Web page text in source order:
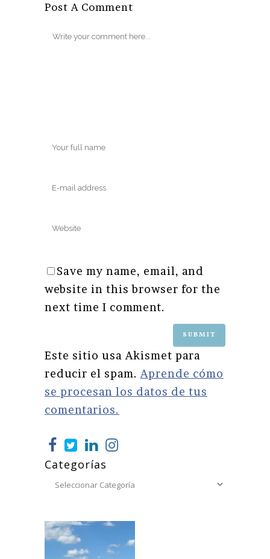
Post A Comment
Save my name, email, and
website in this browser for the
next time I comment.
Este sitio usa Akismet para
reducir el spam. Aprende cómo
se procesan los datos de tus
comentarios.
Categorías